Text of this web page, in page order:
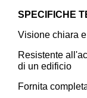
SPECIFICHE
Visione chiara
Resistente
di un edificio
Fornita